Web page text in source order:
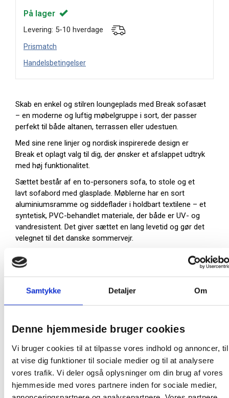
Samtykke Detaljer Om
Denne hjemmeside bruger cookies
Vi bruger cookies til at tilpasse vores indhold og annoncer, til
at vise dig funktioner til sociale medier og til at analysere
vores trafik. Vi deler også oplysninger om din brug af vores
hjemmeside med vores partnere inden for sociale medier,
På lager
Levering: 5-10 hverdage
Prismatch
Handelsbetingelser
Skab en enkel og stilren loungeplads med Break sofasæt
– en moderne og luftig møbelgruppe i sort, der passer
perfekt til både altanen, terrassen eller udestuen.
Med sine rene linjer og nordisk inspirerede design er
Break et oplagt valg til dig, der ønsker et afslappet udtryk
med høj funktionalitet.
Sættet består af en to-personers sofa, to stole og et
lavt sofabord med glasplade. Møblerne har en sort
aluminiumsramme og siddeflader i holdbart textilene – et
syntetisk, PVC-behandlet materiale, der både er UV- og
vandresistent. Det giver sættet en lang levetid og gør det
velegnet til det danske sommervejr.
Sættet indeholder:
1 sofa: Bredde 105 cm, Dybde 61 cm, Højde 81 cm
2 stole: Bredde 58 cm, Dybde 63 cm, Højde 81 cm
1 bord: Længde 90 cm, Bredde 55 cm, Højde 43
Glasplade: 5 cm tyk
Hynder medfølger ikke
Materialer:
Stel: Sort aluminium